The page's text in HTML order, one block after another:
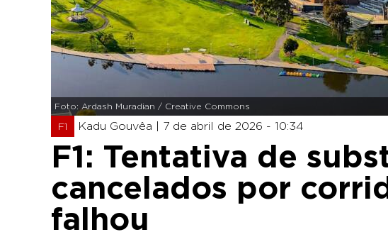
Foto: Ardash Muradian / Creative Commons
F1 Kadu Gouvêa | 7 de abril de 2026 - 10:34
F1: Tentativa de
cancelados por
falhou